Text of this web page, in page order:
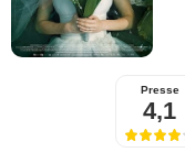
Presse
4,1